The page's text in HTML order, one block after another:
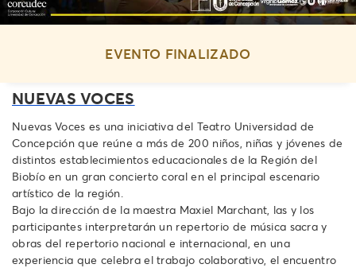
EVENTO FINALIZADO
NUEVAS VOCES
Nuevas Voces es una iniciativa del Teatro Universidad de
Concepción que reúne a más de 200 niños, niñas y jóvenes de
distintos establecimientos educacionales de la Región del
Biobío en un gran concierto coral en el principal escenario
artístico de la región.
Bajo la dirección de la maestra Maxiel Marchant, las y los
participantes interpretarán un repertorio de música sacra y
obras del repertorio nacional e internacional, en una
experiencia que celebra el trabajo colaborativo, el encuentro